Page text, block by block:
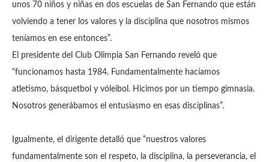
unos 70 niños y niñas en dos escuelas de San Fernando que están
volviendo a tener los valores y la disciplina que nosotros mismos
teníamos en ese entonces”.
El presidente del Club Olimpia San Fernando reveló que
“funcionamos hasta 1984. Fundamentalmente hacíamos
atletismo, básquetbol y vóleibol. Hicimos por un tiempo gimnasia.
Nosotros generábamos el entusiasmo en esas disciplinas”.
Igualmente, el dirigente detalló que “nuestros valores
fundamentalmente son el respeto, la disciplina, la perseverancia, el